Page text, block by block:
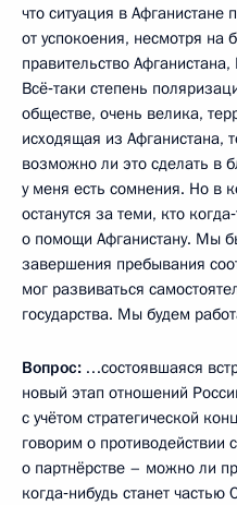
что ситуация в Афганистане
от успокоения, несмотря на
правительство
Всё‑таки степень
обществе, очень велика,
исходящая из Афганистана,
возможно ли это сделать в
у меня есть сомнения. Но в
останутся за теми, кто
о помощи Афганистану. Мы
завершения пребывания
мог развиваться
государства. Мы будем
Вопрос: …состоявшаяся
новый этап отношений
с учётом стратегической
говорим о противодействии
о партнёрстве – можно ли
когда‑нибудь станет частью